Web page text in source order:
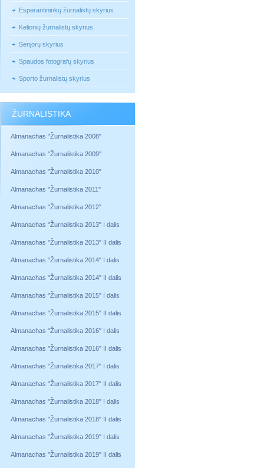
Esperantininkų žurnalistų skyrius
Kelionių žurnalistų skyrius
Senjorų skyrius
Spaudos fotografų skyrius
Sporto žurnalistų skyrius
ŽURNALISTIKA
Almanachas "Žurnalistika 2008"
Almanachas "Žurnalistika 2009"
Almanachas "Žurnalistika 2010"
Almanachas "Žurnalistika 2011"
Almanachas "Žurnalistika 2012"
Almanachas "Žurnalistika 2013" I dalis
Almanachas "Žurnalistika 2013" II dalis
Almanachas "Žurnalistika 2014" I dalis
Almanachas "Žurnalistika 2014" II dalis
Almanachas "Žurnalistika 2015" I dalis
Almanachas "Žurnalistika 2015" II dalis
Almanachas "Žurnalistika 2016" I dalis
Almanachas "Žurnalistika 2016" II dalis
Almanachas "Žurnalistika 2017" I dalis
Almanachas "Žurnalistika 2017" II dalis
Almanachas "Žurnalistika 2018" I dalis
Almanachas "Žurnalistika 2018" II dalis
Almanachas "Žurnalistika 2019" I dalis
Almanachas "Žurnalistika 2019" II dalis